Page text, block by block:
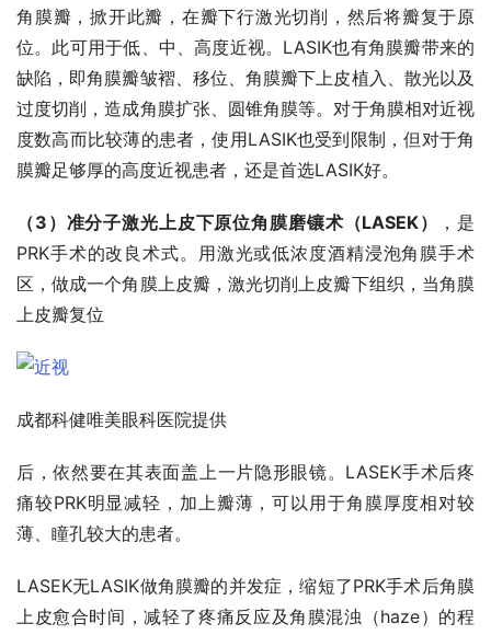
角膜瓣，掀开此瓣，在瓣下行激光切削，然后将瓣复于原
位。此可用于低、中、高度近视。LASIK也有角膜瓣带来的
缺陷，即角膜瓣皱褶、移位、角膜瓣下上皮植入、散光以及
过度切削，造成角膜扩张、圆锥角膜等。对于角膜相对近视
度数高而比较薄的患者，使用LASIK也受到限制，但对于角
膜瓣足够厚的高度近视患者，还是首选LASIK好。
（3）准分子激光上皮下原位角膜磨镶术（LASEK）
，是
PRK手术的改良术式。用激光或低浓度酒精浸泡角膜手术
区，做成一个角膜上皮瓣，激光切削上皮瓣下组织，当角膜
上皮瓣复位
成都科健唯美眼科医院提供
后，依然要在其表面盖上一片隐形眼镜。LASEK手术后疼
痛较PRK明显减轻，加上瓣薄，可以用于角膜厚度相对较
薄、瞳孔较大的患者。
LASEK无LASIK做角膜瓣的并发症，缩短了PRK手术后角膜
上皮愈合时间，减轻了疼痛反应及角膜混浊（haze）的程